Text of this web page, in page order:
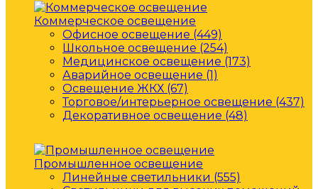
Коммерческое освещение
Офисное освещение (449)
Школьное освещение (254)
Медицинское освещение (173)
Аварийное освещение (1)
Освещение ЖКХ (67)
Торговое/интерьерное освещение (437)
Декоративное освещение (48)
Промышленное освещение
Линейные светильники (555)